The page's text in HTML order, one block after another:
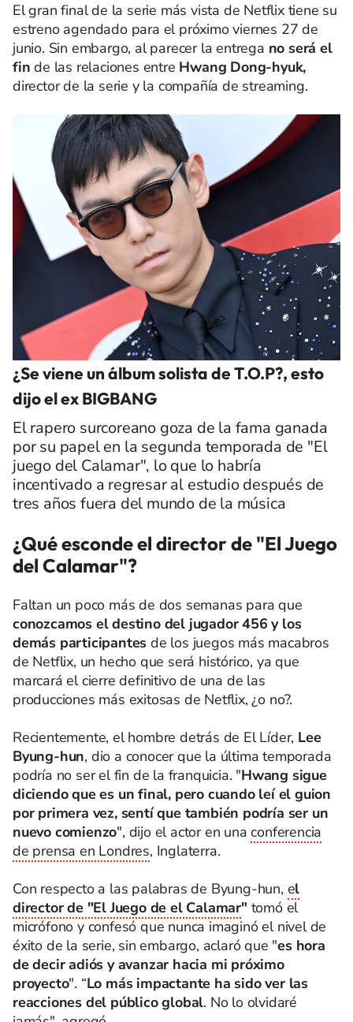
El gran final de la serie más vista de Netflix tiene su
estreno agendado para el próximo viernes 27 de
junio. Sin embargo, al parecer la entrega no será el
fin de las relaciones entre Hwang Dong-hyuk,
director de la serie y la compañía de streaming.
¿Se viene un álbum solista de T.O.P?, esto
dijo el ex BIGBANG
El rapero surcoreano goza de la fama ganada
por su papel en la segunda temporada de "El
juego del Calamar", lo que lo habría
incentivado a regresar al estudio después de
tres años fuera del mundo de la música
¿Qué esconde el director de "El Juego
del Calamar"?
Faltan un poco más de dos semanas para que
conozcamos el destino del jugador 456 y los
demás participantesde los juegos más macabros
de Netflix, un hecho que será histórico, ya que
marcará el cierre definitivo de una de las
producciones más exitosas de Netflix, ¿o no?.
Recientemente, el hombre detrás de El Líder, Lee
Byung-hun, dio a conocer que la última temporada
podría no ser el fin de la franquicia. "Hwang sigue
diciendo que es un final, pero cuando leí el guion
por primera vez, sentí que también podría ser un
nuevo comienzo", dijo el actor en unaconferencia
de prensa en Londres, Inglaterra.
Con respecto a las palabras de Byung-hun, el
director de "El Juego de el Calamar" tomó el
micrófono y confesó que nunca imaginó el nivel de
éxito de la serie, sin embargo, aclaró que "es hora
de decir adiós y avanzar hacia mi próximo
proyecto". “Lo más impactante ha sido ver las
reacciones del público global. No lo olvidaré